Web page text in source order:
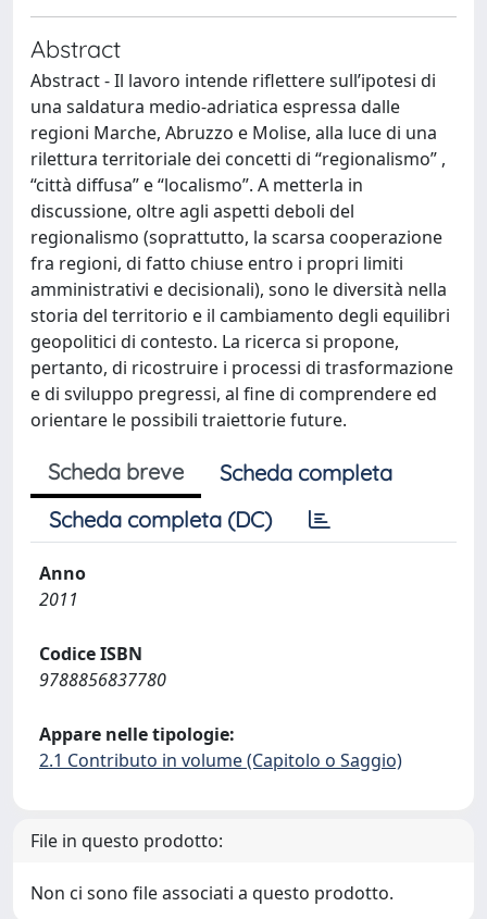
Abstract
Abstract - Il lavoro intende riflettere sull’ipotesi di
una saldatura medio-adriatica espressa dalle
regioni Marche, Abruzzo e Molise, alla luce di una
rilettura territoriale dei concetti di “regionalismo” ,
“città diffusa” e “localismo”. A metterla in
discussione, oltre agli aspetti deboli del
regionalismo (soprattutto, la scarsa cooperazione
fra regioni, di fatto chiuse entro i propri limiti
amministrativi e decisionali), sono le diversità nella
storia del territorio e il cambiamento degli equilibri
geopolitici di contesto. La ricerca si propone,
pertanto, di ricostruire i processi di trasformazione
e di sviluppo pregressi, al fine di comprendere ed
orientare le possibili traiettorie future.
Scheda breve
Scheda completa
Scheda completa (DC)
Anno
2011
Codice ISBN
9788856837780
Appare nelle tipologie:
2.1 Contributo in volume (Capitolo o Saggio)
File in questo prodotto:
Non ci sono file associati a questo prodotto.